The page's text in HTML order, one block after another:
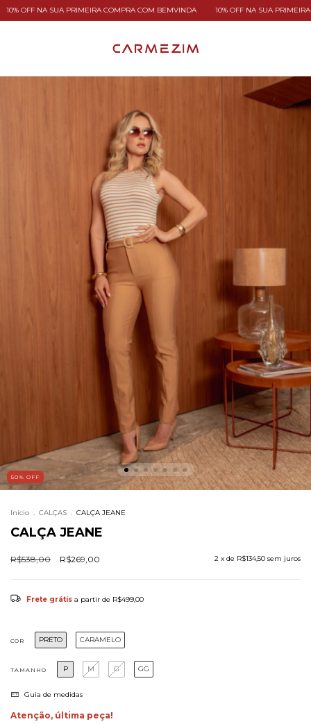
PRIMEIRA COMPRA COM BEMVINDA 10% OFF NA SUA PRIMEIRA COMPRA
50% OFF
Início . CALÇAS . CALÇA JEANE
CALÇA JEANE
R$538,00 R$269,00 2 x de R$134,50 sem juros
Frete grátis a partir de R$499,00
COR PRETO CARAMELO
TAMANHO P M G GG
Guia de medidas
Atenção, última peça!